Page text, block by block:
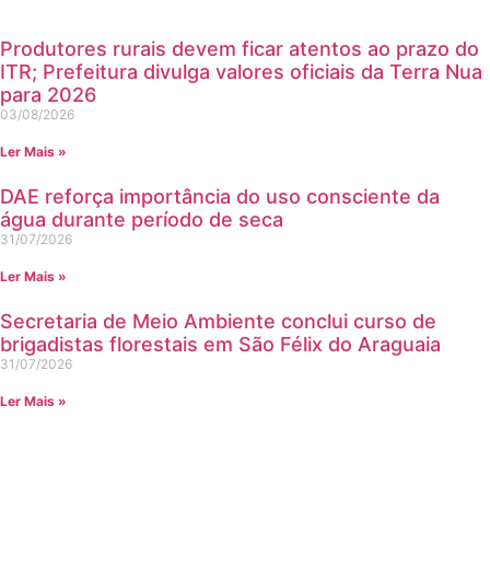
Produtores rurais devem ficar atentos ao prazo do
ITR; Prefeitura divulga valores oficiais da Terra Nua
para 2026
03/08/2026
Ler Mais »
DAE reforça importância do uso consciente da
água durante período de seca
31/07/2026
Ler Mais »
Secretaria de Meio Ambiente conclui curso de
brigadistas florestais em São Félix do Araguaia
31/07/2026
Ler Mais »